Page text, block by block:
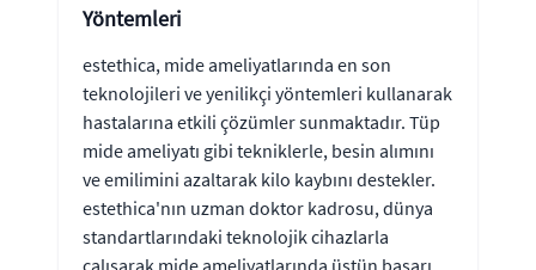
Yöntemleri
estethica, mide ameliyatlarında en son
teknolojileri ve yenilikçi yöntemleri kullanarak
hastalarına etkili çözümler sunmaktadır. Tüp
mide ameliyatı gibi tekniklerle, besin alımını
ve emilimini azaltarak kilo kaybını destekler.
estethica'nın uzman doktor kadrosu, dünya
standartlarındaki teknolojik cihazlarla
çalışarak mide ameliyatlarında üstün başarı